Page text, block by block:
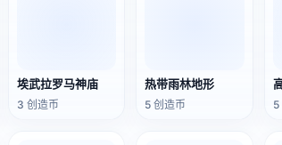
埃武拉罗马神庙
3 创造币
热带雨林地形
5 创造币 5